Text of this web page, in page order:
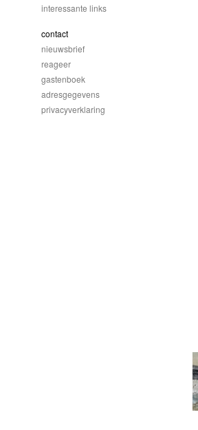
interessante links
contact
nieuwsbrief
reageer
gastenboek
adresgegevens
privacyverklaring